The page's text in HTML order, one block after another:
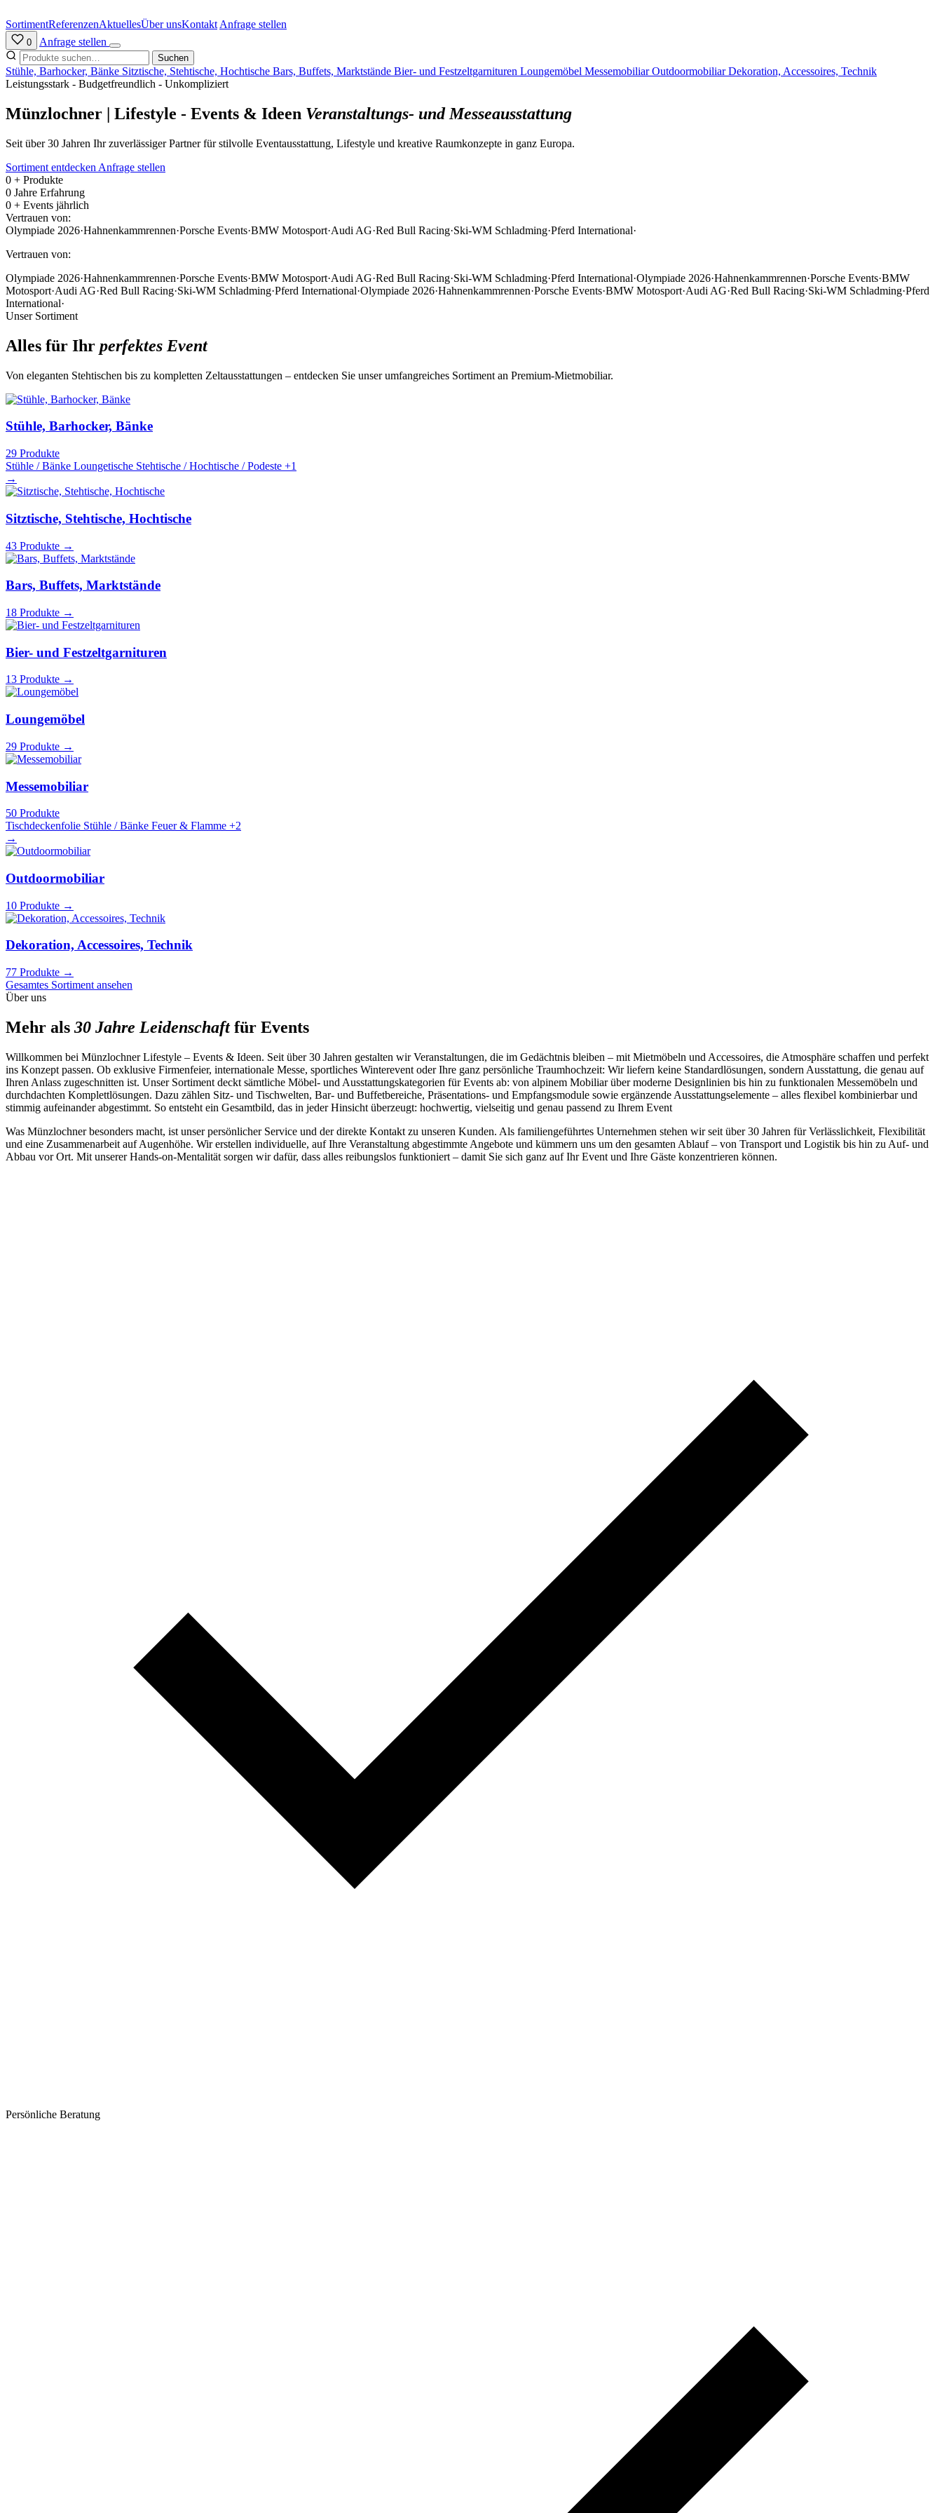
Inhalt
springen
SortimentReferenzenAktuellesÜber unsKontakt Anfrage stellen
0 Anfrage stellen
Suchen
Stühle, Barhocker, Bänke Sitztische, Stehtische, Hochtische Bars, Buffets, Marktstände Bier- und Festzeltgarnituren Loungemöbel MessemobiliarOutdoormobiliarDekoration, Accessoires, Technik
Leistungsstark - Budgetfreundlich - Unkompliziert
Münzlochner | Lifestyle - Events & Ideen Veranstaltungs- und Messeausstattung
Seit über 30 Jahren Ihr zuverlässiger Partner für stilvolle Eventausstattung, Lifestyle und kreative Raumkonzepte in ganz Europa.
Sortiment entdecken Anfrage stellen
0 + Produkte
0 Jahre Erfahrung
0 + Events jährlich
Vertrauen von:
Olympiade 2026·Hahnenkammrennen·Porsche Events·BMW Motosport·Audi AG·Red Bull Racing·Ski-WM Schladming·Pferd International·
Vertrauen von:
Olympiade 2026·Hahnenkammrennen·Porsche Events·BMW Motosport·Audi AG·Red Bull Racing·Ski-WM Schladming·Pferd International·Olympiade 2026·Hahnenkammrennen·Porsche Events·BMW
Motosport·Audi AG·Red Bull Racing·Ski-WM Schladming·Pferd International·Olympiade 2026·Hahnenkammrennen·Porsche Events·BMW Motosport·Audi AG·Red Bull Racing·Ski-WM Schladming·Pferd
International·
Unser Sortiment
Alles für Ihr perfektes Event
Von eleganten Stehtischen bis zu kompletten Zeltausstattungen – entdecken Sie unser umfangreiches Sortiment an Premium-Mietmobiliar.
Stühle, Barhocker, Bänke
29 Produkte
Stühle / Bänke Loungetische Stehtische / Hochtische / Podeste +1
→
Sitztische, Stehtische, Hochtische
43 Produkte →
Bars, Buffets, Marktstände
18 Produkte →
Bier- und Festzeltgarnituren
13 Produkte →
Loungemöbel
29 Produkte →
Messemobiliar
50 Produkte
Tischdeckenfolie Stühle / Bänke Feuer & Flamme +2
→
Outdoormobiliar
10 Produkte →
Dekoration, Accessoires, Technik
77 Produkte →
Gesamtes Sortiment ansehen
Über uns
Mehr als 30 Jahre Leidenschaftfür Events
Willkommen bei Münzlochner Lifestyle – Events & Ideen. Seit über 30 Jahren gestalten wir Veranstaltungen, die im Gedächtnis bleiben – mit Mietmöbeln und Accessoires, die Atmosphäre schaffen und perfekt
ins Konzept passen. Ob exklusive Firmenfeier, internationale Messe, sportliches Winterevent oder Ihre ganz persönliche Traumhochzeit: Wir liefern keine Standardlösungen, sondern Ausstattung, die genau auf
Ihren Anlass zugeschnitten ist. Unser Sortiment deckt sämtliche Möbel- und Ausstattungskategorien für Events ab: von alpinem Mobiliar über moderne Designlinien bis hin zu funktionalen Messemöbeln und
durchdachten Komplettlösungen. Dazu zählen Sitz- und Tischwelten, Bar- und Buffetbereiche, Präsentations- und Empfangsmodule sowie ergänzende Ausstattungselemente – alles flexibel kombinierbar und
stimmig aufeinander abgestimmt. So entsteht ein Gesamtbild, das in jeder Hinsicht überzeugt: hochwertig, vielseitig und genau passend zu Ihrem Event
Was Münzlochner besonders macht, ist unser persönlicher Service und der direkte Kontakt zu unseren Kunden. Als familiengeführtes Unternehmen stehen wir seit über 30 Jahren für Verlässlichkeit, Flexibilität
und eine Zusammenarbeit auf Augenhöhe. Wir erstellen individuelle, auf Ihre Veranstaltung abgestimmte Angebote und kümmern uns um den gesamten Ablauf – von Transport und Logistik bis hin zu Auf- und
Abbau vor Ort. Mit unserer Hands-on-Mentalität sorgen wir dafür, dass alles reibungslos funktioniert – damit Sie sich ganz auf Ihr Event und Ihre Gäste konzentrieren können.
Persönliche Beratung